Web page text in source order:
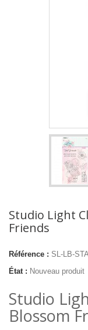
Studio Light
Friends
Référence : SL-LB-
État : Nouveau produit
Studio
Blossom